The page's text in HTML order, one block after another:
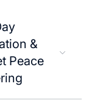
&
Peace